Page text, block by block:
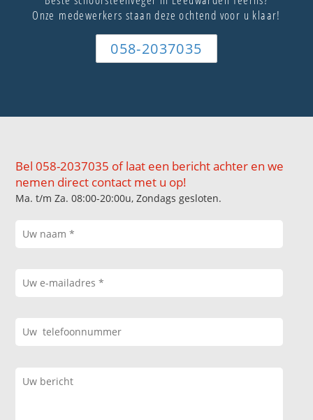
Onze medewerkers staan deze ochtend voor u klaar!
058-2037035
Bel 058-2037035 of laat een bericht achter en we
nemen direct contact met u op!
Ma. t/m Za. 08:00-20:00u, Zondags gesloten.